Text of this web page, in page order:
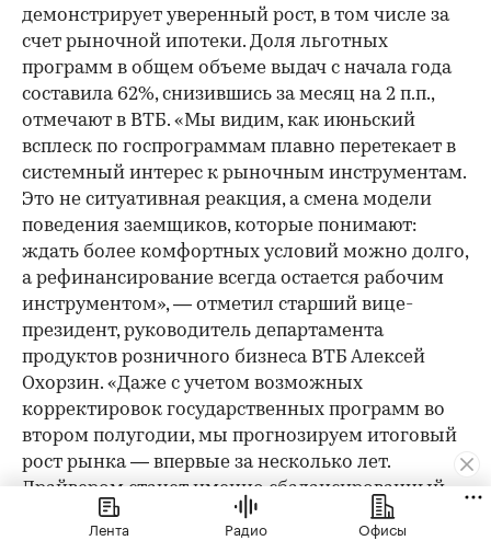
демонстрирует уверенный рост, в том числе за
счет рыночной ипотеки. Доля льготных
программ в общем объеме выдач с начала года
составила 62%, снизившись за месяц на 2 п.п.,
отмечают в ВТБ. «Мы видим, как июньский
всплеск по госпрограммам плавно перетекает в
системный интерес к рыночным инструментам.
Это не ситуативная реакция, а смена модели
поведения заемщиков, которые понимают:
ждать более комфортных условий можно долго,
а рефинансирование всегда остается рабочим
инструментом», — отметил старший вице-
президент, руководитель департамента
продуктов розничного бизнеса ВТБ Алексей
Охорзин. «Даже с учетом возможных
корректировок государственных программ во
втором полугодии, мы прогнозируем итоговый
рост рынка — впервые за несколько лет.
Драйвером станет именно сбалансированный
рыночный сегмент», — добавил банкир.
Лента Радио Офисы